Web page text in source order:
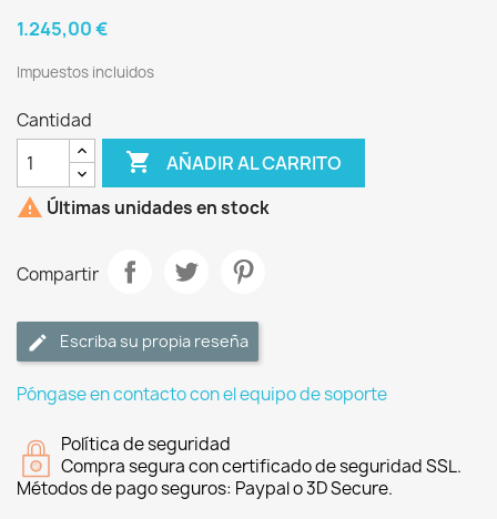
1.245,00 €
Impuestos incluidos
Cantidad
 AÑADIR AL CARRITO
 Últimas unidades en stock
Compartir
Escriba su propia reseña
Póngase en contacto con el equipo de soporte
Política de seguridad
Compra segura con certificado de seguridad SSL.
Métodos de pago seguros: Paypal o 3D Secure.